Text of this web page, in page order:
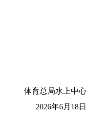
体育总局水上中心
2026年6月18日